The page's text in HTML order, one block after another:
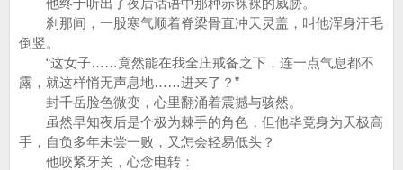
他终于听出了夜后话语中那种赤裸裸的威胁。
刹那间，一股寒气顺着脊梁骨直冲天灵盖，叫他浑身汗毛
倒竖。
“这女子……竟然能在我全庄戒备之下，连一点气息都不
露，就这样悄无声息地……进来了？”
封千岳脸色微变，心里翻涌着震撼与骇然。
虽然早知夜后是个极为棘手的角色，但他毕竟身为天极高
手，自负多年未尝一败，又怎会轻易低头？
他咬紧牙关，心念电转：